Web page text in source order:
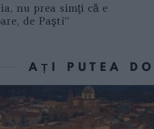
nu prea simţi că e
de Paşti”
AȚI PUTEA